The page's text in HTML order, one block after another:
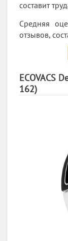
составит
Средняя
отзывов,
ECOVACS
162)